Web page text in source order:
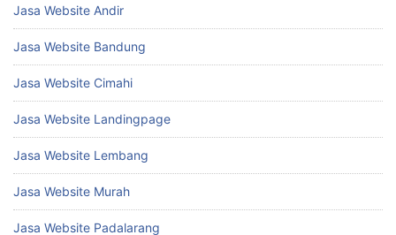
Jasa Website Andir
Jasa Website Bandung
Jasa Website Cimahi
Jasa Website Landingpage
Jasa Website Lembang
Jasa Website Murah
Jasa Website Padalarang